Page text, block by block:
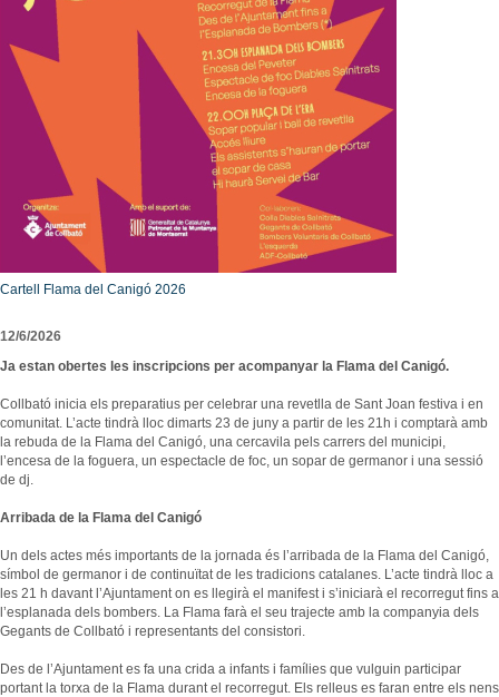
Reparcel·lació del Bosc del Misser
Modificació Puntual del Pla General d’Ordenació de la zona esportiva de Collbató
Urbanisme - Avantprojecte reforma i ampliació A2
Projecte d’ordenança d’edificació i ús del sòl de l’Ajuntament de Collbató
ORDENANÇA REGULADORA TERRASSES DE BAR I MOBILIARI
Avanç POUM 2012
Programa de Participació 2012
Consultori Mèdic Local
Menjar, dormir i comprar
Empreses i comerços
Entitats i associacions
Llocs d'interès
Subministraments
Emergències
Calendari de neteja viària
Festes i tradicions
Personatges il·lustres
Llocs d'interès
Horari de visites guiades
Més informació
Localització
Cartell Flama del Canigó 2026
12/6/2026
Ja estan obertes les inscripcions per acompanyar la Flama del Canigó.
Collbató inicia els preparatius per celebrar una revetlla de Sant Joan festiva i en
comunitat. L’acte tindrà lloc dimarts 23 de juny a partir de les 21h i comptarà amb
la rebuda de la Flama del Canigó, una cercavila pels carrers del municipi,
l’encesa de la foguera, un espectacle de foc, un sopar de germanor i una sessió
de dj.
Arribada de la Flama del Canigó
Un dels actes més importants de la jornada és l’arribada de la Flama del Canigó,
símbol de germanor i de continuïtat de les tradicions catalanes. L’acte tindrà lloc a
les 21 h davant l’Ajuntament on es llegirà el manifest i s’iniciarà el recorregut fins a
l’esplanada dels bombers. La Flama farà el seu trajecte amb la companyia dels
Gegants de Collbató i representants del consistori.
Des de l’Ajuntament es fa una crida a infants i famílies que vulguin participar
portant la torxa de la Flama durant el recorregut. Els relleus es faran entre els nens